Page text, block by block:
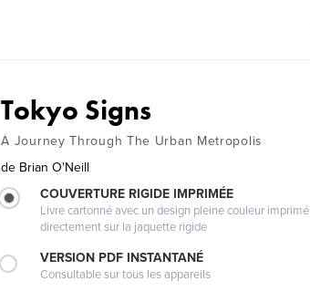
Tokyo Signs
A Journey Through The Urban Metropolis
de Brian O'Neill
COUVERTURE RIGIDE IMPRIMÉE
Livre cartonné avec un design pleine couleur imprimé
directement sur la jaquette rigide
VERSION PDF INSTANTANÉ
Consultable sur tous les appareils